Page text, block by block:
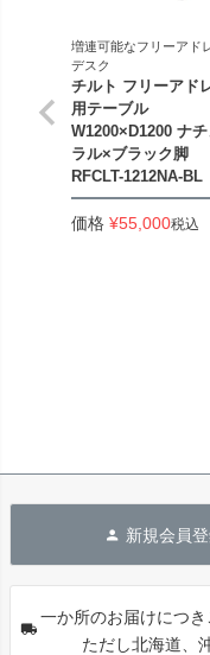
増連可能なフリーアド
デスク
チルト フリーアド
用テーブル
W1200×D1200 ナチ
ラル×ブラック脚
RFCLT-1212NA-BL
価格 ¥55,000税込
新規会員
一か所のお届けにつ
ただし北海道、